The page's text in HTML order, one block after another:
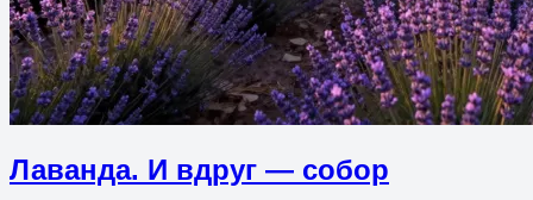
Лаванда. И вдруг — собор